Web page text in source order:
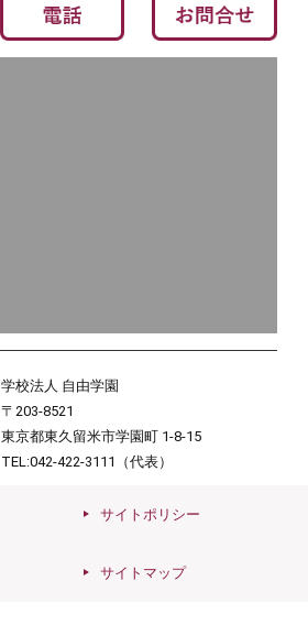
学校法人 自由学園
〒203-8521
東京都東久留米市学園町 1-8-15
TEL:042-422-3111（代表）
サイトポリシー
サイトマップ